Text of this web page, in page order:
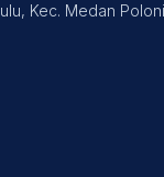
Kec. Medan